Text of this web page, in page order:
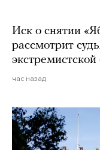
Иск о снятии
рассмотрит
час назад